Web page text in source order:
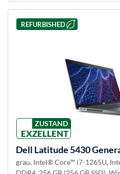
REFURBISHED
ZUSTAND
EXZELLENT
Dell Latitude 5430
grau, Intel® Core™ i7-1265U,